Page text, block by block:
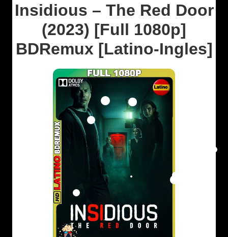
Insidious – The Red Door
(2023) [Full 1080p]
BDRemux [Latino-Ingles]